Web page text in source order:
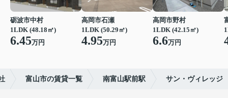
砺波市中村
1LDK (48.18㎡)
6.45万円
高岡市石瀬
1LDK (50.29㎡)
4.95万円
高岡市野村
1LDK (42.15㎡)
6.6万円
富山市の賃貸一覧 南富山駅前駅 サン・ヴィレッジ